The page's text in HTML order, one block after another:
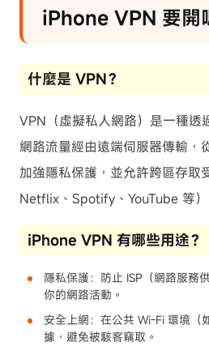
iPhone VPN 要開
什麼是 VPN？
VPN（虛擬私人網路）是一種透
網路流量經由遠端伺服器傳輸，
加強隱私保護，並允許跨區存取
Netflix、Spotify、YouTube 等）
iPhone VPN 有哪些用途？
隱私保護：防止 ISP（網路服務
你的網路活動。
安全上網：在公共 Wi-Fi 環境（
據，避免被駭客竊取。